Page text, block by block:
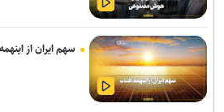
شده‌اند
جلسات صحن علنی مجلس هفته آینده برگزار
بیانیۀ خانواده شهید لاریجانی دربارۀ
سهم ایران از